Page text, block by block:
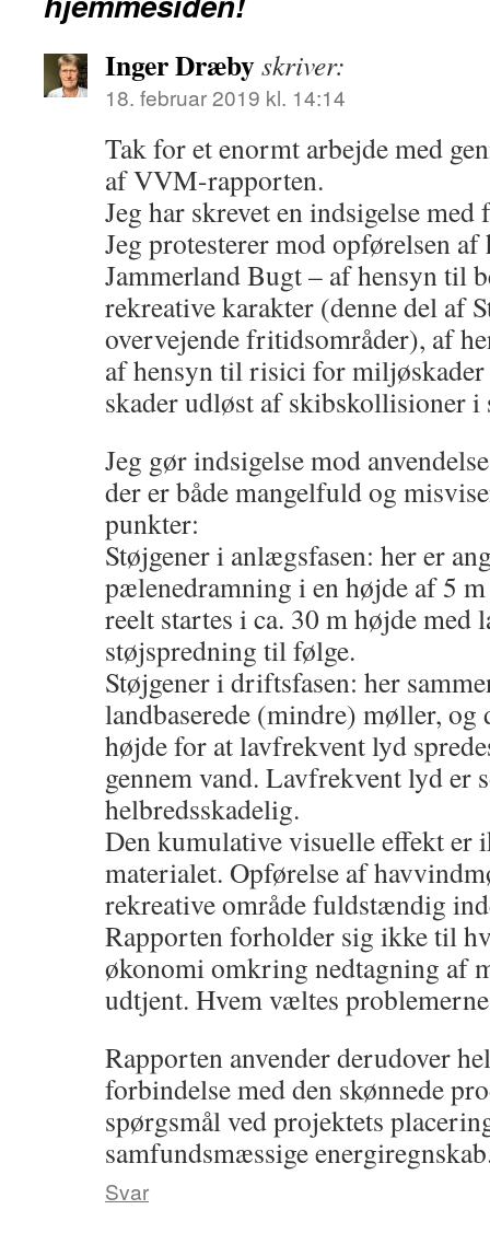
Inger Dræbyskriver:
18. februar 2019 kl. 14:14
Tak for et enormt arbejde med
af VVM-rapporten.
Jeg har skrevet en indsigelse
Jeg protesterer mod opførelsen
Jammerland Bugt – af hensyn til
rekreative karakter (denne del af
overvejende fritidsområder), af
af hensyn til risici for
skader udløst af skibskollisioner i
Jeg gør indsigelse mod
der er både mangelfuld og
punkter:
Støjgener i anlægsfasen: her er
pælenedramning i en højde af 5
reelt startes i ca. 30 m højde med
støjspredning til følge.
Støjgener i driftsfasen: her
landbaserede (mindre) møller, og
højde for at lavfrekvent lyd
gennem vand. Lavfrekvent lyd er
helbredsskadelig.
Den kumulative visuelle effekt er
materialet. Opførelse af
rekreative område fuldstændig
Rapporten forholder sig ikke til
økonomi omkring nedtagning af
udtjent. Hvem væltes
Rapporten anvender derudover
forbindelse med den skønnede
spørgsmål ved projektets
samfundsmæssige
Svar